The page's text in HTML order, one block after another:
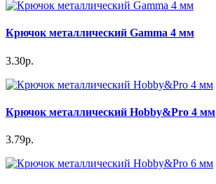
Крючок металлический Gamma 4 мм
3.30р.
Крючок металлический Hobby&Pro 4 мм
3.79р.